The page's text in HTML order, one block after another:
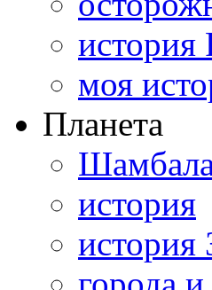
история
моя
Планета
история
история